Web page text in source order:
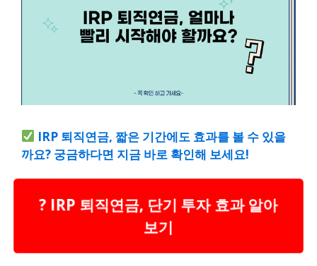
IRP 퇴직연금, 짧은 기간에도 효과를 볼 수 있을
까요? 궁금하다면 지금 바로 확인해 보세요!
? IRP 퇴직연금, 단기 투자 효과 알아
보기